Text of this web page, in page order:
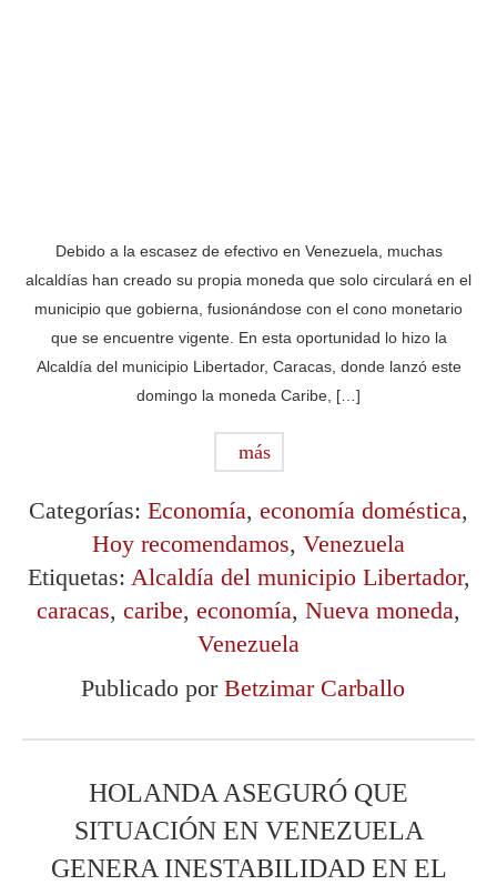
Debido a la escasez de efectivo en Venezuela, muchas
alcaldías han creado su propia moneda que solo circulará en el
municipio que gobierna, fusionándose con el cono monetario
que se encuentre vigente. En esta oportunidad lo hizo la
Alcaldía del municipio Libertador, Caracas, donde lanzó este
domingo la moneda Caribe, […]
más
Categorías: Economía, economía doméstica,
Hoy recomendamos, Venezuela
Etiquetas: Alcaldía del municipio Libertador,
caracas, caribe, economía, Nueva moneda,
Venezuela
Publicado por Betzimar Carballo
HOLANDA ASEGURÓ QUE
SITUACIÓN EN VENEZUELA
GENERA INESTABILIDAD EN EL